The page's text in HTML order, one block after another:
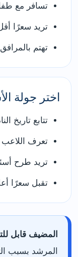
تسافر مع
تريد سعرًا
تهتم
اختر جولة
تتابع تاريخ
تعرف
تريد طرح
تقبل سعرًا
المضيف قابل
المرشد بسبب